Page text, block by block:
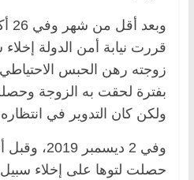
قررت نيابة أمن الدولة
زوجته رهن الحبس
بفترة لحقت به الزوجة
ولكن كان التدوير في
وفي 2
حصلت لتوها على إخلاء